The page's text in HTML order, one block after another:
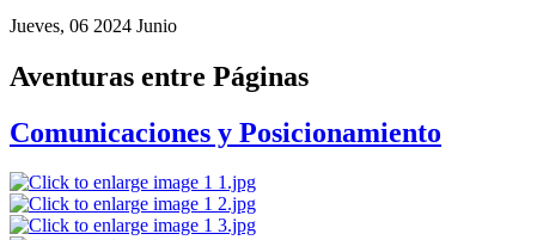
Jueves, 06 2024 Junio
Aventuras entre Páginas
Comunicaciones y Posicionamiento